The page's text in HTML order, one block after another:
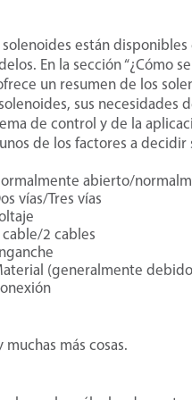
more >
de riego. También
a menos que tenga la
a presión. Por eso es
seleccionarlas
more >
los sistemas de riego
primaria como
numerosas opciones
more >
es muy probable que un
tenga algunas válvulas de
bola(esfera), se
fáciles de entender y
una explicación aquí. En
sección, nos centraremos
en las válvulas
principales y
el agua a través de la
solenoides están
En la sección “¿Cómo
un resumen de los
sus necesidades
de control y de la
de los factores a decidir
abierto/
vías/Tres vías
cable/2 cables
(generalmente
más cosas.